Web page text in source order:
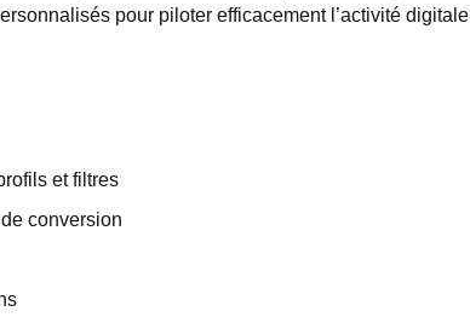
pour piloter efficacement l’activité digitale
et filtres
conversion